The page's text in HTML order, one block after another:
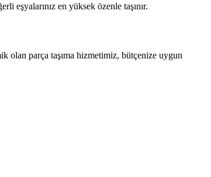
eşyalarınız en yüksek özenle taşınır.
olan parça taşıma hizmetimiz, bütçenize uygun